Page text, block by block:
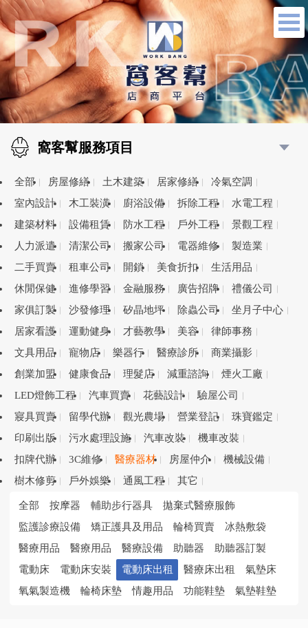
窩客幫服務項目
全部 房屋修繕 土木建築 居家修繕
冷氣空調
室內設計
木工裝潢 廚浴設備 拆除工程
水電工程
建築材料
設備租賃 防水工程 戶外工程
景觀工程
人力派遣
清潔公司 搬家公司 電器維修
製造業
二手買賣
租車公司 開鎖 美食折扣
生活用品
休閒保健
進修學習 金融服務 廣告招牌
禮儀公司
家俱訂製
沙發修理 矽晶地坪 除蟲公司
坐月子中心
居家看護
運動健身 才藝教學 美容
律師事務
文具用品
寵物店 樂器行 醫療診所
商業攝影
創業加盟
健康食品 理髮店 減重諮詢
煙火工廠
LED燈飾工程
汽車買賣 花藝設計
驗屋公司
寢具買賣
留學代辦 觀光農場 營業登記
珠寶鑑定
印刷出版
污水處理設施 汽車改裝
機車改裝
扣牌代辦
3C維修 醫療器材 房屋仲介
機械設備
樹木修剪
戶外娛樂 通風工程 其它
全部 按摩器 輔助步行器具
拋棄式醫療服飾
監護診療設備
矯正護具及用品 輪椅買賣
冰熱敷袋
醫療用品
醫療用品 醫療設備 助聽器
助聽器訂製
電動床
電動床安裝 電動床出租 醫療床出租
氣墊床
氧氣製造機
輪椅床墊 情趣用品 功能鞋墊 氣墊鞋墊